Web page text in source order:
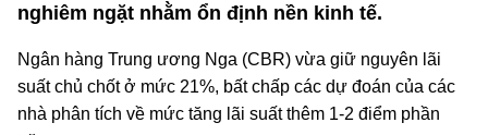
nghiêm ngặt nhằm ổn định nền kinh tế.
Ngân hàng Trung ương Nga (CBR) vừa giữ nguyên lãi
suất chủ chốt ở mức 21%, bất chấp các dự đoán của các
nhà phân tích về mức tăng lãi suất thêm 1-2 điểm phần